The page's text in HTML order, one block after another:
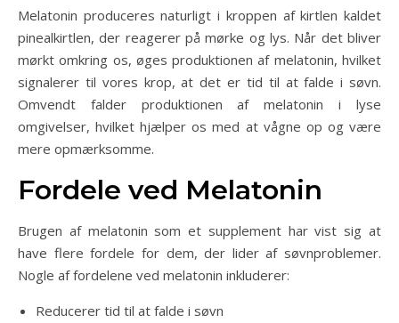
Melatonin produceres naturligt i kroppen af kirtlen kaldet
pinealkirtlen, der reagerer på mørke og lys. Når det bliver
mørkt omkring os, øges produktionen af melatonin, hvilket
signalerer til vores krop, at det er tid til at falde i søvn.
Omvendt falder produktionen af melatonin i lyse
omgivelser, hvilket hjælper os med at vågne op og være
mere opmærksomme.
Fordele ved Melatonin
Brugen af melatonin som et supplement har vist sig at
have flere fordele for dem, der lider af søvnproblemer.
Nogle af fordelene ved melatonin inkluderer:
Reducerer tid til at falde i søvn